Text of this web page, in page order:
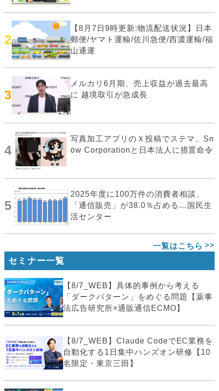
2
【8月7日9時更新:物流配送状況】日本
郵便/ヤマト運輸/佐川急便/西濃運輸/福
山通運
3
メルカリ6月期、売上収益が過去最高
に 越境取引が急成長
4
写真加工アプリのＸ投稿でステマ、Sn
ow Corporationと日本法人に措置命令
5
2025年度に100万件の消費者相談、
「通信販売」が38.0％占める…国民生
活センター
一覧はこちら
セミナー一覧
【8/7_WEB】具体的事例から考える
「ダークパターン」をめぐる問題【薬事
法広告研究所×通販通信ECMO】
【8/7_WEB】Claude CodeでEC業務を
自動化する1日集中ハンズオン研修【10
名限定・東京三田】